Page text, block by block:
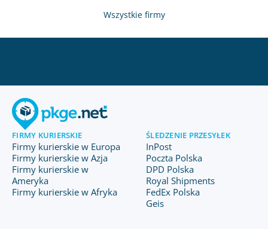
Wszystkie firmy
FIRMY KURIERSKIE
Firmy kurierskie w Europa
Firmy kurierskie w Azja
Firmy kurierskie w
Ameryka
Firmy kurierskie w Afryka
ŚLEDZENIE PRZESYŁEK
InPost
Poczta Polska
DPD Polska
Royal Shipments
FedEx Polska
Geis